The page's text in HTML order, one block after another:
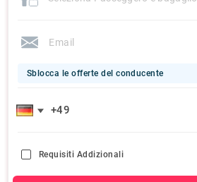
Sblocca le offerte del conducente
Requisiti Addizionali